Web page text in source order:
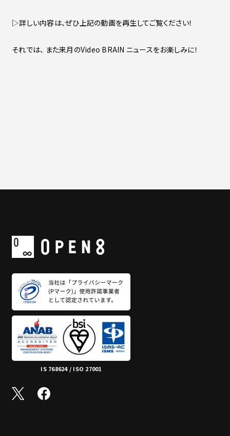
▷詳しい内容は、ぜひ上記の動画を再生してご覧ください！
それでは、 また来月のVideo BRAIN ニュースをお楽しみに！
IS 768624 / ISO 27001